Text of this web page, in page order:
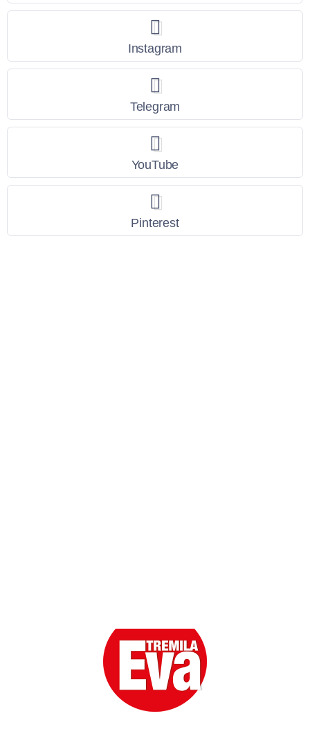
Instagram
Telegram
YouTube
Pinterest